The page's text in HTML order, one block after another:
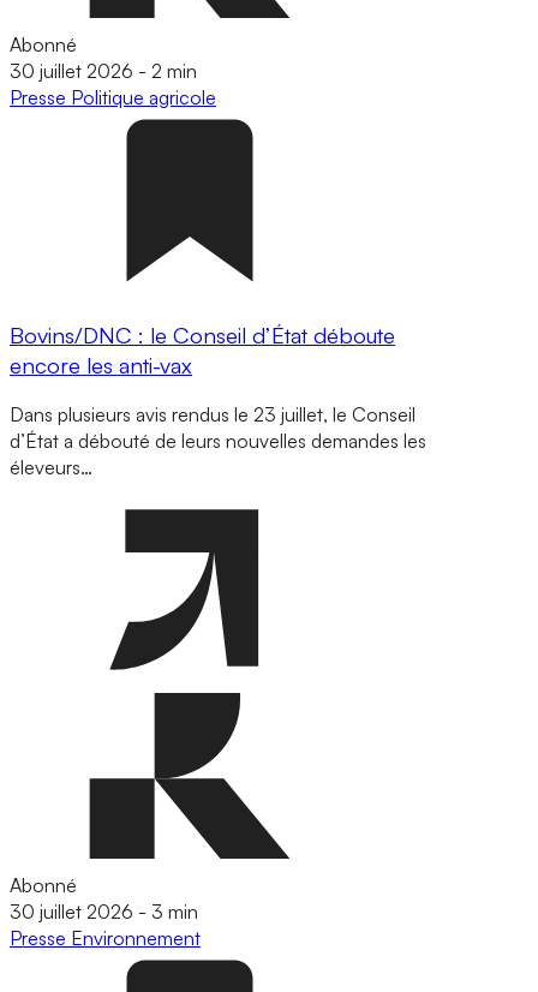
Abonné
30 juillet 2026 - 2 min
Presse Politique agricole
Bovins/DNC : le Conseil d’État déboute
encore les anti-vax
Dans plusieurs avis rendus le 23 juillet, le Conseil
d’État a débouté de leurs nouvelles demandes les
éleveurs…
Abonné
30 juillet 2026 - 3 min
Presse Environnement